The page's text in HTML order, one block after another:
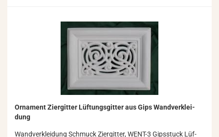
Or­na­ment Zi­er­git­ter Lüf­tungs­git­ter aus Gips Wand­ver­klei­
dung
Wand­ver­klei­dung Schmuck Zi­er­git­ter, WENT-​3 Gips­stuck Lüf­